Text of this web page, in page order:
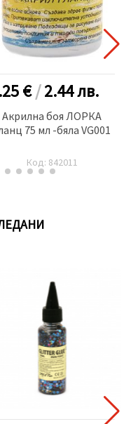
€/2.44лв.
Акрилна боя ЛОРКА
75 мл -бяла VG001
Код: 842011